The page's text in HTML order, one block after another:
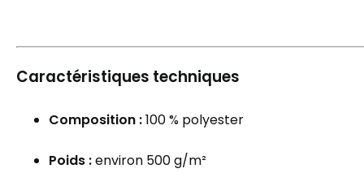
Caractéristiques techniques
Composition :100 % polyester
Poids :environ 500 g/m²